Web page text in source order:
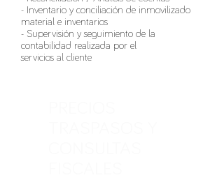
- Inventario y conciliación de inmovilizado
material e inventarios
- Supervisión y seguimiento de la
contabilidad realizada por el
servicios al cliente